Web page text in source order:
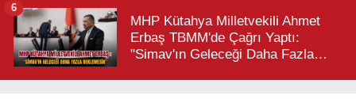
MHP Kütahya Milletvekili Ahmet
Erbaş TBMM'de Çağrı Yaptı:
"Simav'ın Geleceği Daha Fazla
6